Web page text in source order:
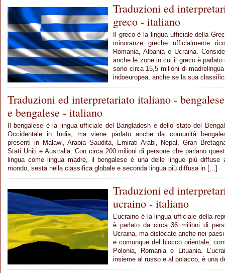
Traduzioni ed
greco - italiano
Il greco è la lingua ufficiale della
minoranze greche ufficialmente
Romania, Albania e Ucraina.
anche le zone in cui il greco è
sono circa 15,5 milioni di
indoeuropea, anche se la sua
Traduzioni ed interpretariato italiano - bengalese
e bengalese - italiano
Il bengalese è la lingua ufficiale del Bangladesh e dello stato del
Occidentale in India, ma viene parlato anche da comunità
presenti in Malawi, Arabia Saudita, Emirati Arabi, Nepal, Gran
Stati Uniti e Australia. Con circa 200 milioni di persone che parlano
lingua come lingua madre, il bengalese è una delle lingue più diffuse
mondo, sesta nella classifica globale e seconda lingua più diffusa in [...]
Traduzioni ed
ucraino - italiano
L’ucraino è la lingua ufficiale della
è parlato da circa 36 milioni di
Ucraina, ma dislocate anche nei
e comunque del blocco orientale,
Polonia, Romania e Lituania.
insieme al russo e al polacco, è una